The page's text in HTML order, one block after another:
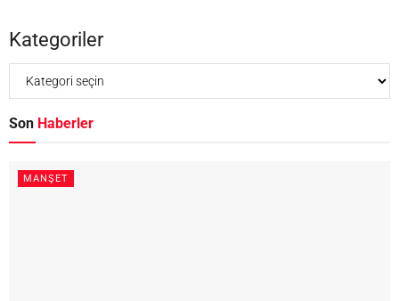
Kategoriler
Son Haberler
MANŞET